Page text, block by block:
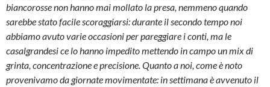
biancorosse non hanno mai mollato la presa, nemmeno quando
sarebbe stato facile scoraggiarsi: durante il secondo tempo noi
abbiamo avuto varie occasioni per pareggiare i conti, ma le
casalgrandesi ce lo hanno impedito mettendo in campo un mix di
grinta, concentrazione e precisione. Quanto a noi, come è noto
provenivamo da giornate movimentate: in settimana è avvenuto il